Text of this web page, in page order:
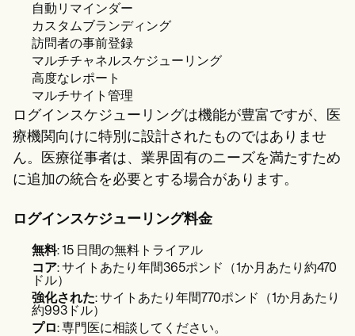
自動リマインダー
カスタムブランディング
訪問者の事前登録
マルチチャネルスケジューリング
高度なレポート
マルチサイト管理
ログインスケジューリングは機能が豊富ですが、医
療機関向けに特別に設計されたものではありませ
ん。医療従事者は、業界固有のニーズを満たすため
に追加の統合を必要とする場合があります。
ログインスケジューリング料金
無料: 15 日間の無料トライアル
コア: サイトあたり年間365ポンド（1か月あたり約470
ドル）
強化された: サイトあたり年間770ポンド（1か月あたり
約993ドル）
プロ: 専門医に相談してください。